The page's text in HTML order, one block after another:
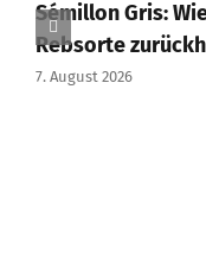
Sémillon Gris:
Rebsorte
7. August 2026